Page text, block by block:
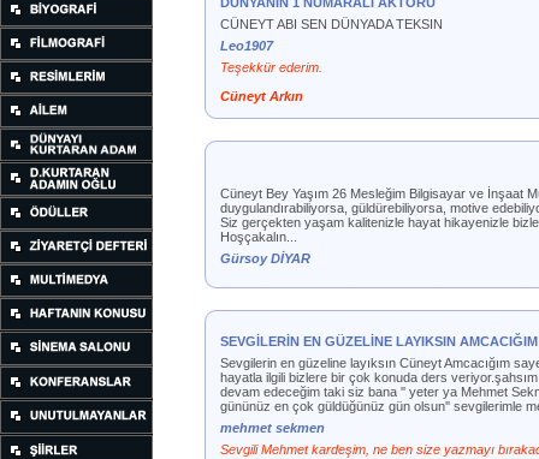
DÜNYANIN 1 NUMARALI AKTÖRÜ
CÜNEYT ABI SEN DÜNYADA TEKSIN
Leo1907
Teşekkür ederim.
Cüneyt Arkın
Cüneyt Bey Yaşım 26 Mesleğim Bilgisayar ve İnşaat
duygulandırabiliyorsa, güldürebiliyorsa, motive
Siz gerçekten yaşam kalitenizle hayat hikayenizle
Hoşçakalın...
Gürsoy DİYAR
SEVGİLERİN EN GÜZELİNE LAYIKSIN AMCACIĞIM
Sevgilerin en güzeline layıksın Cüneyt Amcacığım
hayatla ilgili bizlere bir çok konuda ders
devam edeceğim taki siz bana '' yeter ya Mehmet
gününüz en çok güldüğünüz gün olsun'' sevgilerimle
mehmet sekmen
Sevgili Mehmet kardeşim, ne ben size yazmayı